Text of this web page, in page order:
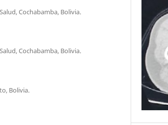
Cochabamba, Bolivia.
Cochabamba, Bolivia.
Bolivia.